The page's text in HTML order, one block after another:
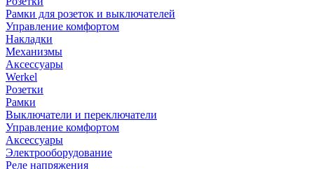
Рамки для розеток и выключателей
Управление комфортом
Накладки
Механизмы
Аксессуары
Werkel
Розетки
Рамки
Выключатели и переключатели
Управление комфортом
Аксессуары
Электрооборудование
Реле напряжения